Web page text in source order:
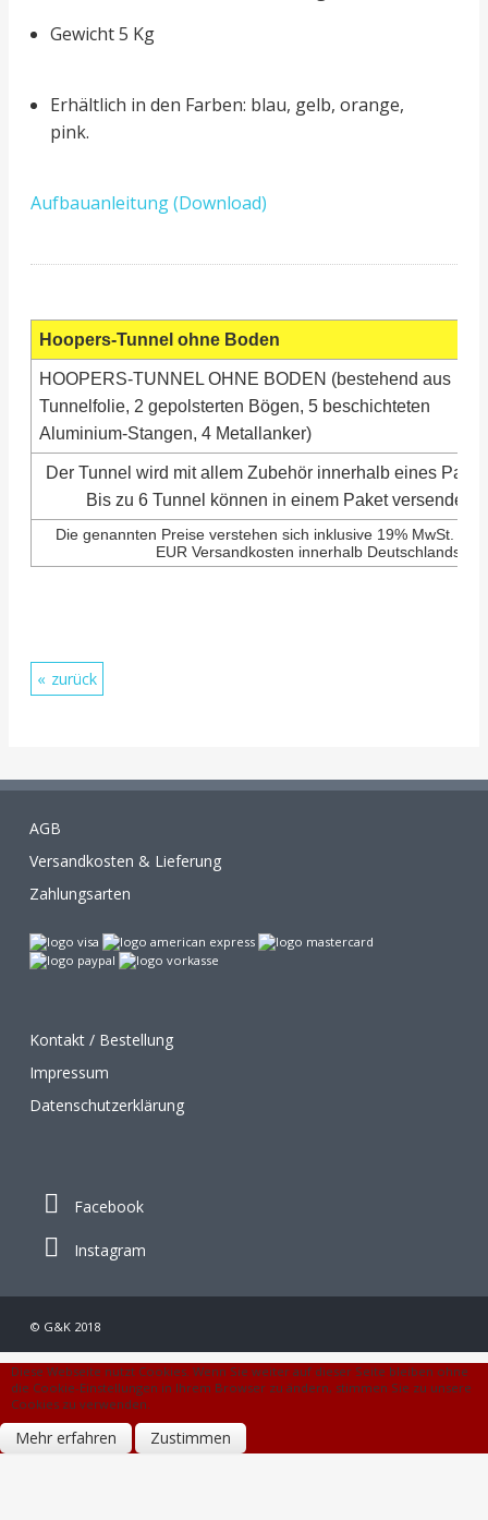
Gewicht 5 Kg
Erhältlich in den Farben: blau, gelb, orange,
pink.
Aufbauanleitung (Download)
Hoopers-Tunnel ohne Boden
HOOPERS-TUNNEL OHNE BODEN (bestehend aus
Tunnelfolie, 2 gepolsterten Bögen, 5 beschichteten
Aluminium-Stangen, 4 Metallanker)
Der Tunnel wird mit allem Zubehör innerhalb eines
Bis zu 6 Tunnel können in einem Paket versendet
Die genannten Preise verstehen sich inklusive 19% MwSt.
EUR Versandkosten innerhalb Deutschlands.
zurück
AGB
Versandkosten & Lieferung
Zahlungsarten
Kontakt / Bestellung
Impressum
Datenschutzerklärung
Facebook
Instagram
© G&K 2018
Diese Webseite nutzt Cookies. Wenn Sie weiter auf dieser Seite bleiben ohne
die Cookie-Einstellungen in Ihrem Browser zu ändern, stimmen Sie zu unsere
Cookies zu verwenden.
Mehr erfahren Zustimmen